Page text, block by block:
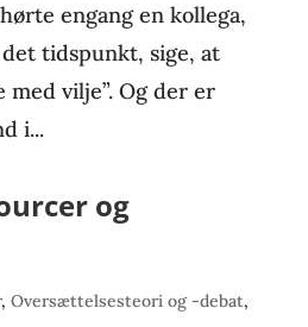
engang en kollega,
tidspunkt, sige, at
vilje”. Og der er
i...
og
,Oversættelsesteori og -debat,